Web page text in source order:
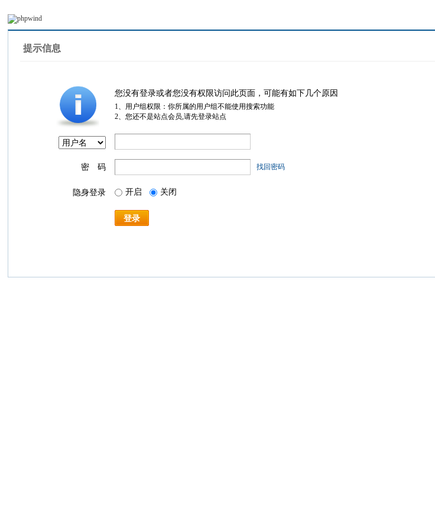
提示信息
您没有登录或者您没有权限访问此页面，可能有如下几个原因
1、用户组权限：你所属的用户组不能使用搜索功能
2、您还不是站点会员,请先登录站点
密 码 找回密码
隐身登录 开启 关闭
登录